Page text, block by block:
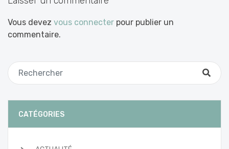
Vous devez vous connecter pour publier un
commentaire.
CATÉGORIES